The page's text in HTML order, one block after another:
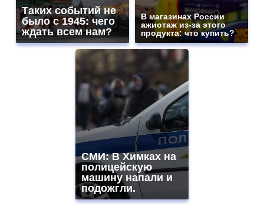
Таких событий не
было с 1945: чего
ждать всем нам?
В магазинах России
ажиотаж из-за этого
продукта: что купить?
СМИ: В Химках на
полицейскую
машину напали и
подожгли.